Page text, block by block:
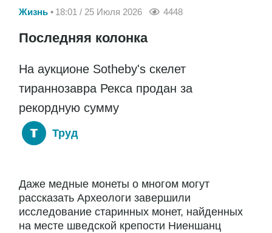
Жизнь 18:01 / 25 Июля 2026 4448
Последняя колонка
На аукционе Sotheby's скелет
тираннозавра Рекса продан за
рекордную сумму
Труд
Даже медные монеты о многом могут
рассказать Археологи завершили
исследование старинных монет, найденных
на месте шведской крепости Ниеншанц